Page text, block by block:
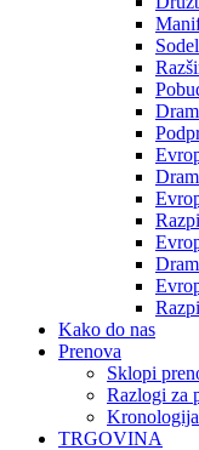
Kako do nas
Prenova
Sklopi
Razlogi za
TRGOVINA